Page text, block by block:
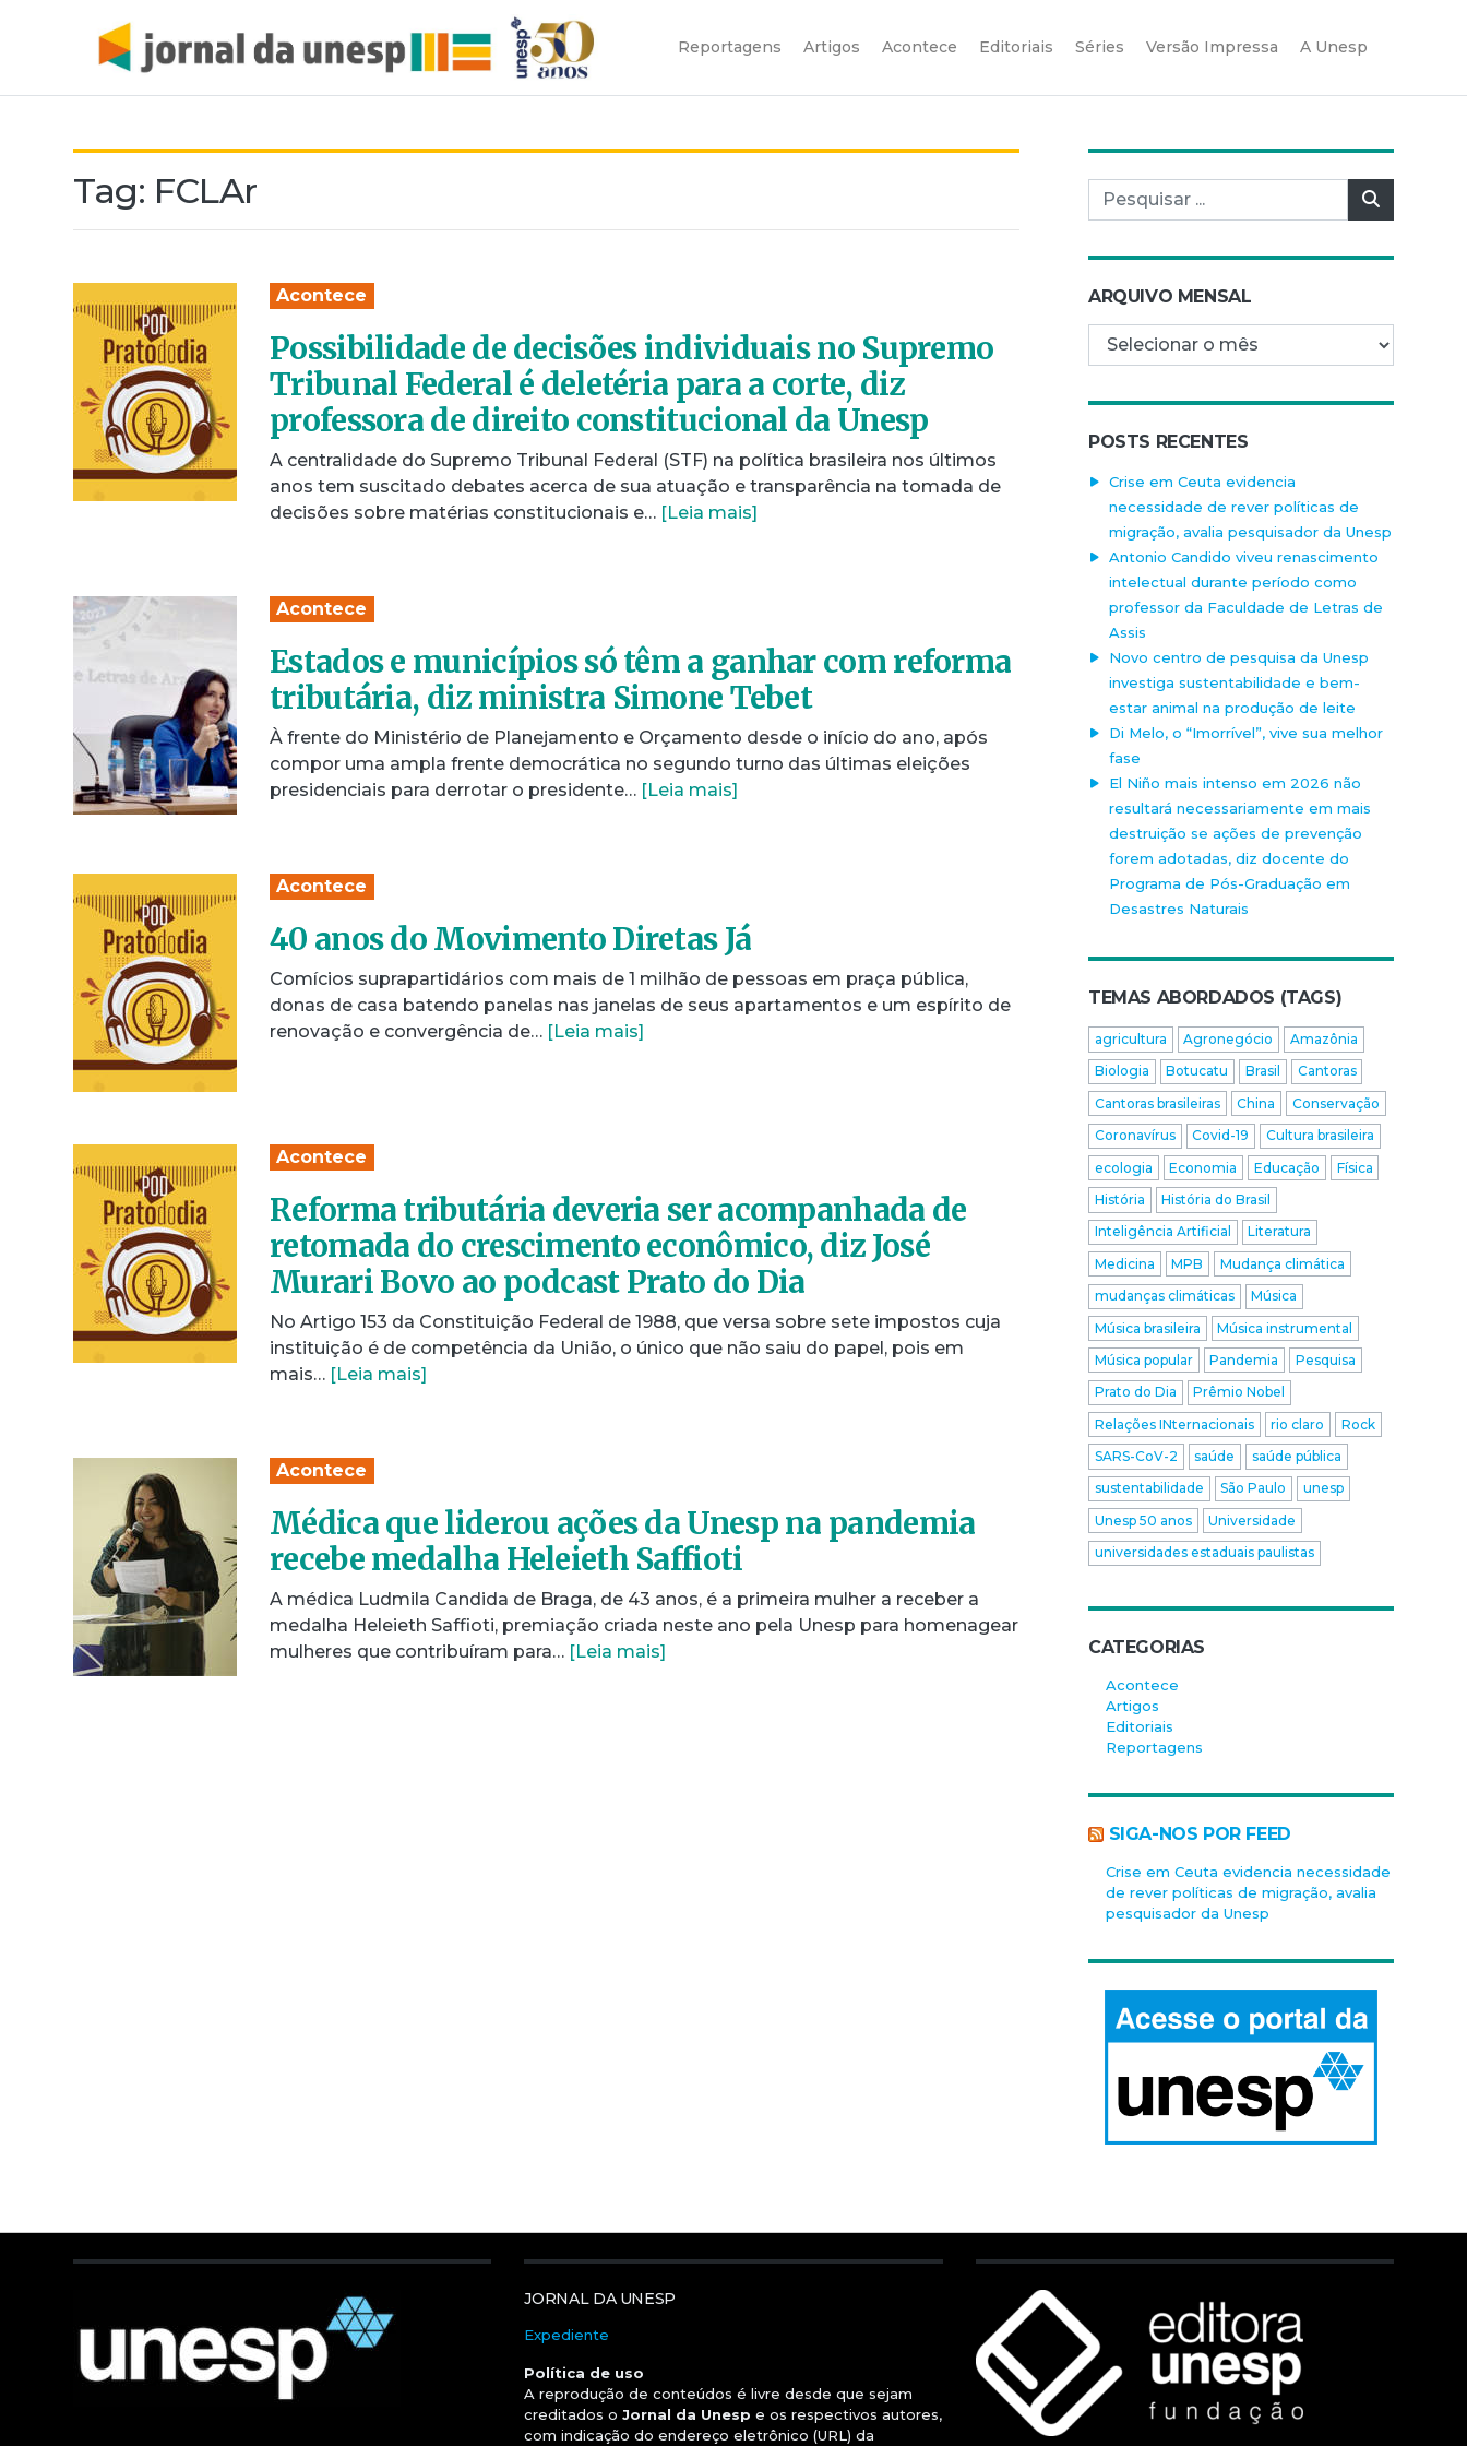
Reportagens Artigos Acontece Editoriais Séries Versão Impressa A Unesp
Tag: FCLAr
Acontece
Possibilidade de decisões individuais no Supremo
Tribunal Federal é deletéria para a corte, diz
professora de direito constitucional da Unesp
A centralidade do Supremo Tribunal Federal (STF) na política brasileira nos últimos
anos tem suscitado debates acerca de sua atuação e transparência na tomada de
decisões sobre matérias constitucionais e… [Leia mais]
Acontece
Estados e municípios só têm a ganhar com reforma
tributária, diz ministra Simone Tebet
À frente do Ministério de Planejamento e Orçamento desde o início do ano, após
compor uma ampla frente democrática no segundo turno das últimas eleições
presidenciais para derrotar o presidente… [Leia mais]
Acontece
40 anos do Movimento Diretas Já
Comícios suprapartidários com mais de 1 milhão de pessoas em praça pública,
donas de casa batendo panelas nas janelas de seus apartamentos e um espírito de
renovação e convergência de… [Leia mais]
Acontece
Reforma tributária deveria ser acompanhada de
retomada do crescimento econômico, diz José
Murari Bovo ao podcast Prato do Dia
No Artigo 153 da Constituição Federal de 1988, que versa sobre sete impostos cuja
instituição é de competência da União, o único que não saiu do papel, pois em
mais… [Leia mais]
Acontece
Médica que liderou ações da Unesp na pandemia
recebe medalha Heleieth Saffioti
A médica Ludmila Candida de Braga, de 43 anos, é a primeira mulher a receber a
medalha Heleieth Saffioti, premiação criada neste ano pela Unesp para homenagear
mulheres que contribuíram para… [Leia mais]
Pesquisar por:
ARQUIVO MENSAL
Arquivo mensal
POSTS RECENTES
Crise em Ceuta evidencia
necessidade de rever políticas de
migração, avalia pesquisador da Unesp
Antonio Candido viveu renascimento
intelectual durante período como
professor da Faculdade de Letras de
Assis
Novo centro de pesquisa da Unesp
investiga sustentabilidade e bem-
estar animal na produção de leite
Di Melo, o “Imorrível”, vive sua melhor
fase
El Niño mais intenso em 2026 não
resultará necessariamente em mais
destruição se ações de prevenção
forem adotadas, diz docente do
Programa de Pós-Graduação em
Desastres Naturais
TEMAS ABORDADOS (TAGS)
agricultura Agronegócio
Amazônia
Biologia
Botucatu Brasil
Cantoras
Cantoras brasileiras
China
Conservação
Coronavírus
Covid-19
Cultura brasileira
ecologia
Economia Educação
Física
História
História do Brasil
Inteligência Artificial
Literatura
Medicina
MPB
Mudança climática
mudanças climáticas
Música
Música brasileira
Música instrumental
Música popular
Pandemia
Pesquisa
Prato do Dia
Prêmio Nobel
Relações INternacionais
rio claro
Rock
SARS-CoV-2
saúde
saúde pública
sustentabilidade
São Paulo
unesp
Unesp 50 anos
Universidade
universidades estaduais paulistas
CATEGORIAS
Acontece
Artigos
Editoriais
Reportagens
SIGA-NOS POR FEED
Crise em Ceuta evidencia necessidade
de rever políticas de migração, avalia
pesquisador da Unesp
JORNAL DA UNESP
Expediente
Política de uso
A reprodução de conteúdos é livre desde que sejam
creditados oJornal da Unesp e os respectivos autores,
com indicação do endereço eletrônico (URL) da